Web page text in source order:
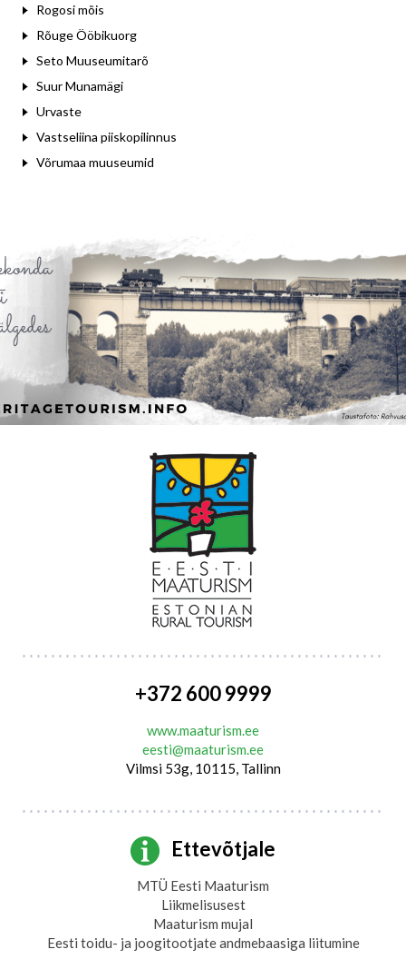
Rogosi mõis
Rõuge Ööbikuorg
Seto Muuseumitarõ
Suur Munamägi
Urvaste
Vastseliina piiskopilinnus
Võrumaa muuseumid
+372 600 9999
www.maaturism.ee
eesti@maaturism.ee
Vilmsi 53g, 10115, Tallinn
Ettevõtjale
MTÜ Eesti Maaturism
Liikmelisusest
Maaturism mujal
Eesti toidu- ja joogitootjate andmebaasiga liitumine